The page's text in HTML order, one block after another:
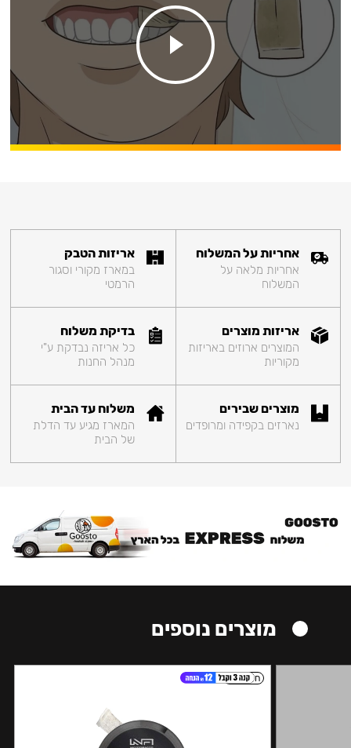
אחריות על המשלוח
אחריות מלאה על
המשלוח
אריזות הטבק
במארז מקורי וסגור
הרמטי
אריזות מוצרים
המוצרים ארוזים באריזות
מקוריות
בדיקת משלוח
כל אריזה נבדקת ע"י
מנהל החנות
מוצרים שבירים
נארזים בקפידה ומרופדים
משלוח עד הבית
המארז מגיע עד הדלת
של הבית
מוצרים נוספים
חזק